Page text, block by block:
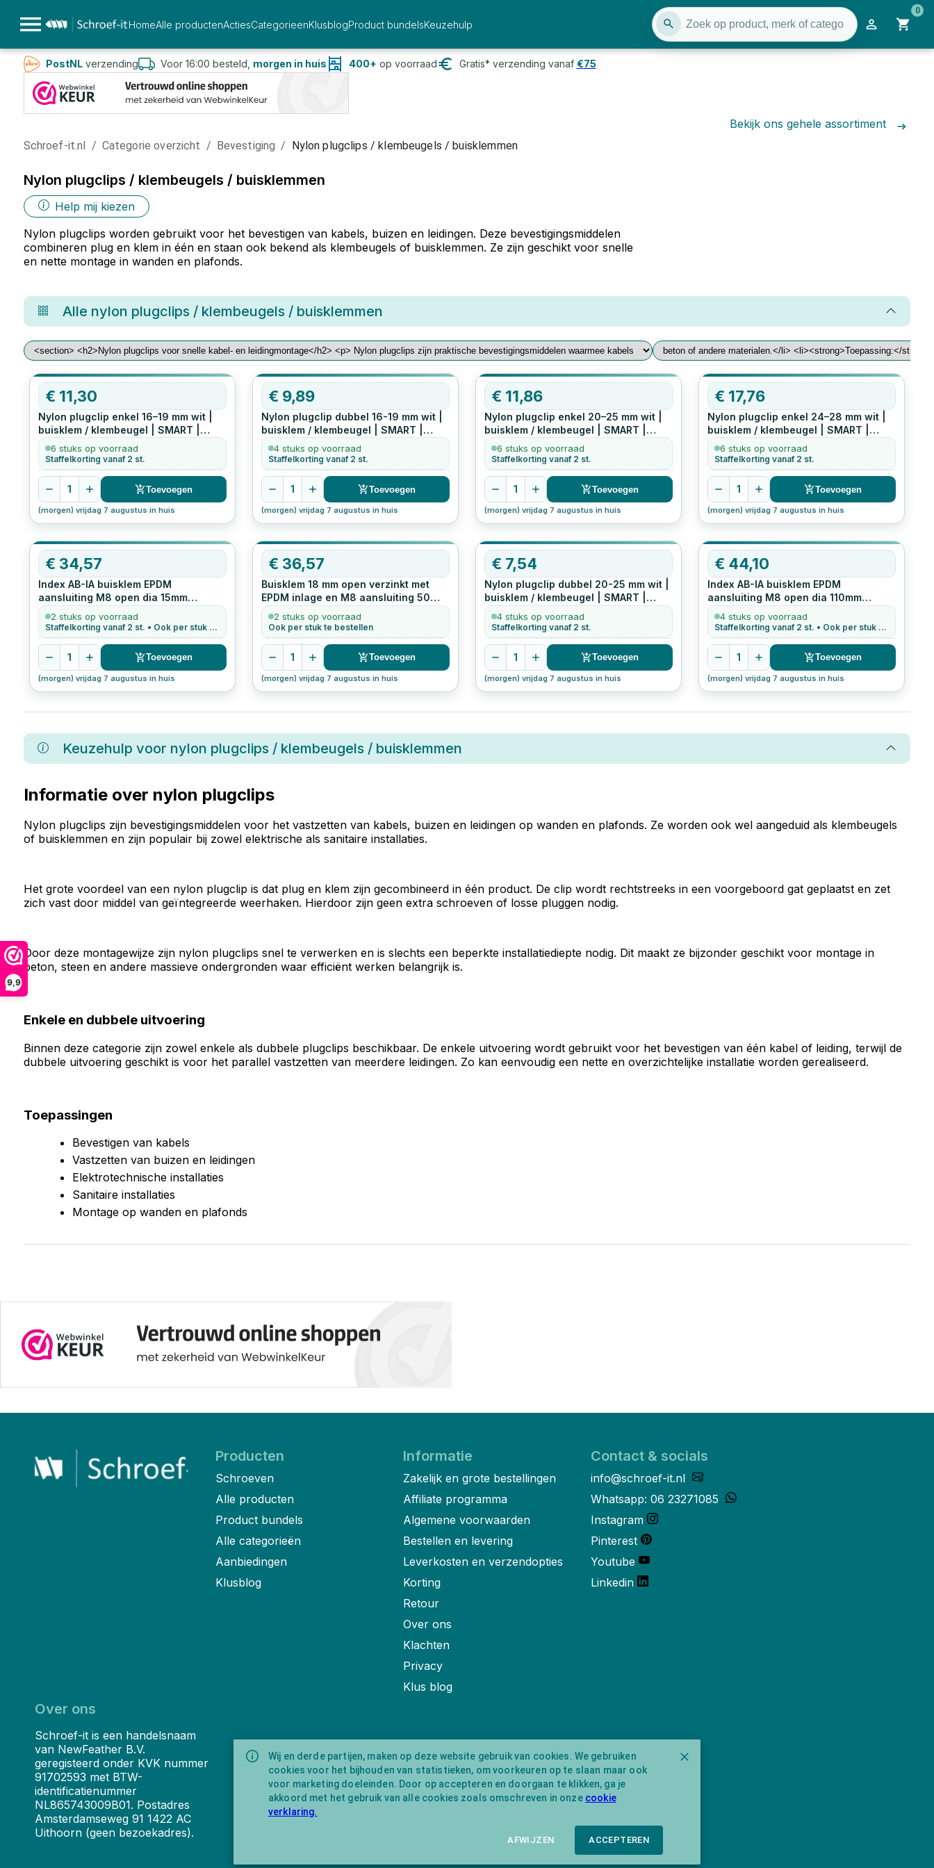
9,9
Wij en derde partijen, maken op deze website gebruik van cookies. We gebruiken
cookies voor het bijhouden van statistieken, om voorkeuren op te slaan maar ook
voor marketing doeleinden. Door op accepteren en doorgaan te klikken, ga je
akkoord met het gebruik van alle cookies zoals omschreven in onze cookie
verklaring.
AFWIJZEN ACCEPTEREN
HomeAlle productenActiesCategorieenKlusblogProduct bundelsKeuzehulp
0
PostNLverzending Voor 16:00 besteld, morgen in huis 400+ op voorraad Gratis* verzending vanaf €75
Bekijk ons gehele assortiment
Schroef-it.nl / Categorie overzicht / Bevestiging / Nylon plugclips / klembeugels / buisklemmen
Nylon plugclips / klembeugels / buisklemmen
Help mij kiezen
Nylon plugclips worden gebruikt voor het bevestigen van kabels, buizen en leidingen. Deze bevestigingsmiddelen
combineren plug en klem in één en staan ook bekend als klembeugels of buisklemmen. Ze zijn geschikt voor snelle
en nette montage in wanden en plafonds.
Alle nylon plugclips / klembeugels / buisklemmen
€ 11,30
Nylon plugclip enkel 16–19 mm wit |
buisklem / klembeugel | SMART |
eenvoudige montage
6 stuks op voorraad
Staffelkorting vanaf 2 st.
1 Toevoegen
(morgen) vrijdag 7 augustus in huis
€ 9,89
Nylon plugclip dubbel 16-19 mm wit |
buisklem / klembeugel | SMART |
eenvoudige montage
4 stuks op voorraad
Staffelkorting vanaf 2 st.
1 Toevoegen
(morgen) vrijdag 7 augustus in huis
€ 11,86
Nylon plugclip enkel 20–25 mm wit |
buisklem / klembeugel | SMART |
eenvoudige montage
6 stuks op voorraad
Staffelkorting vanaf 2 st.
1 Toevoegen
(morgen) vrijdag 7 augustus in huis
€ 17,76
Nylon plugclip enkel 24–28 mm wit |
buisklem / klembeugel | SMART |
eenvoudige montage
6 stuks op voorraad
Staffelkorting vanaf 2 st.
1 Toevoegen
(morgen) vrijdag 7 augustus in huis
€ 34,57
Index AB-IA buisklem EPDM
aansluiting M8 open dia 15mm
verzinkt
2 stuks op voorraad
Staffelkorting vanaf 2 st. • Ook per stuk te bestellen
1 Toevoegen
(morgen) vrijdag 7 augustus in huis
€ 36,57
Buisklem 18 mm open verzinkt met
EPDM inlage en M8 aansluiting 50
stuks2 stuks op voorraad
Ook per stuk te bestellen
1 Toevoegen
(morgen) vrijdag 7 augustus in huis
€ 7,54
Nylon plugclip dubbel 20-25 mm wit |
buisklem / klembeugel | SMART |
eenvoudige montage
4 stuks op voorraad
Staffelkorting vanaf 2 st.
1 Toevoegen
(morgen) vrijdag 7 augustus in huis
€ 44,10
Index AB-IA buisklem EPDM
aansluiting M8 open dia 110mm
verzinkt
4 stuks op voorraad
Staffelkorting vanaf 2 st. • Ook per stuk te bestellen
1 Toevoegen
(morgen) vrijdag 7 augustus in huis
Keuzehulp voor nylon plugclips / klembeugels / buisklemmen
Informatie over nylon plugclips
Nylon plugclips zijn bevestigingsmiddelen voor het vastzetten van kabels, buizen en leidingen op wanden en plafonds. Ze worden ook wel aangeduid als klembeugels
of buisklemmen en zijn populair bij zowel elektrische als sanitaire installaties.
Het grote voordeel van een nylon plugclip is dat plug en klem zijn gecombineerd in één product. De clip wordt rechtstreeks in een voorgeboord gat geplaatst en zet
zich vast door middel van geïntegreerde weerhaken. Hierdoor zijn geen extra schroeven of losse pluggen nodig.
Door deze montagewijze zijn nylon plugclips snel te verwerken en is slechts een beperkte installatiediepte nodig. Dit maakt ze bijzonder geschikt voor montage in
beton, steen en andere massieve ondergronden waar efficiënt werken belangrijk is.
Enkele en dubbele uitvoering
Binnen deze categorie zijn zowel enkele als dubbele plugclips beschikbaar. De enkele uitvoering wordt gebruikt voor het bevestigen van één kabel of leiding, terwijl de
dubbele uitvoering geschikt is voor het parallel vastzetten van meerdere leidingen. Zo kan eenvoudig een nette en overzichtelijke installatie worden gerealiseerd.
Toepassingen
Bevestigen van kabels
Vastzetten van buizen en leidingen
Elektrotechnische installaties
Sanitaire installaties
Montage op wanden en plafonds
Producten
Schroeven
Alle producten
Product bundels
Alle categorieën
Aanbiedingen
Klusblog
Informatie
Zakelijk en grote bestellingen
Affiliate programma
Algemene voorwaarden
Bestellen en levering
Leverkosten en verzendopties
Korting
Retour
Over ons
Klachten
Privacy
Klus blog
Contact & socials
info@schroef-it.nl
Whatsapp: 06 23271085
Instagram
Pinterest
Youtube
Linkedin
Over ons
Schroef-it is een handelsnaam
van NewFeather B.V.
geregisteerd onder KVK nummer
91702593 met BTW-
identificatienummer
NL865743009B01. Postadres
Amsterdamseweg 91 1422 AC
Uithoorn (geen bezoekadres).